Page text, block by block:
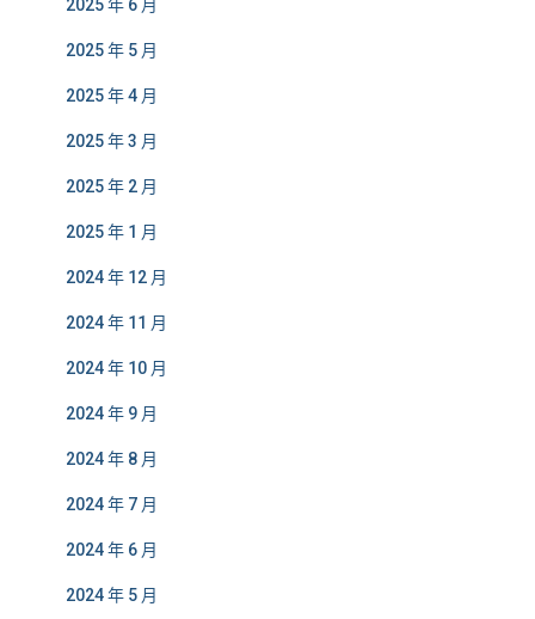
2025 年 6 月
2025 年 5 月
2025 年 4 月
2025 年 3 月
2025 年 2 月
2025 年 1 月
2024 年 12 月
2024 年 11 月
2024 年 10 月
2024 年 9 月
2024 年 8 月
2024 年 7 月
2024 年 6 月
2024 年 5 月